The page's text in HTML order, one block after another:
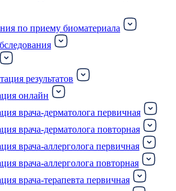
по приему биоматериала
результатов
онлайн
врача-дерматолога первичная
врача-дерматолога повторная
врача-аллерголога первичная
врача-аллерголога повторная
врача-терапевта первичная